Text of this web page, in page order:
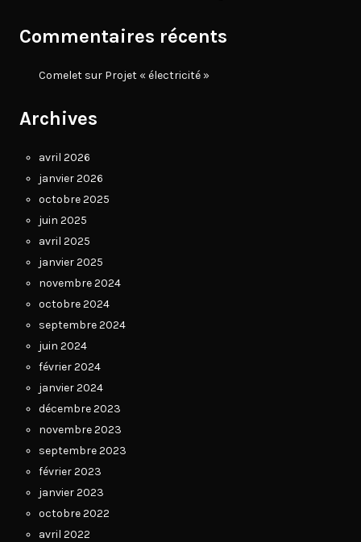
Commentaires récents
Comelet sur Projet « électricité »
Archives
avril 2026
janvier 2026
octobre 2025
juin 2025
avril 2025
janvier 2025
novembre 2024
octobre 2024
septembre 2024
juin 2024
février 2024
janvier 2024
décembre 2023
novembre 2023
septembre 2023
février 2023
janvier 2023
octobre 2022
avril 2022